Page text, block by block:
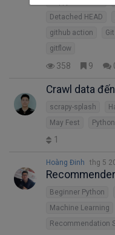
Detached HEAD
github action
Git
gitflow
358 9
Crawl data
scrapy-splash
May Fest
Python
1
Hoàng Đinh thg 5
Beginner Python
Machine Learning